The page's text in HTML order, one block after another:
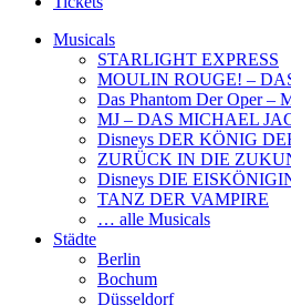
Musicals
STARLIGHT EXPRESS
MOULIN ROUGE! –
Das Phantom Der Oper –
MJ – DAS MICHAEL
Disneys DER KÖNIG
ZURÜCK IN DIE
Disneys DIE
TANZ DER VAMPIRE
… alle Musicals
Städte
Berlin
Bochum
Düsseldorf